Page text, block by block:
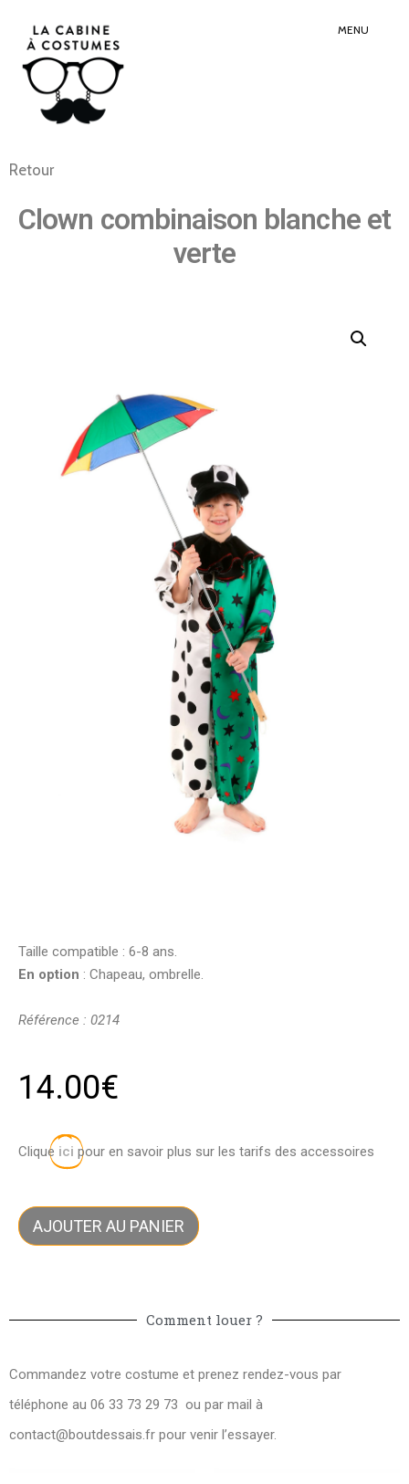
MENU
Retour
Clown combinaison blanche et
verte
Taille compatible : 6-8 ans.
En option : Chapeau, ombrelle.
Référence : 0214
14.00€
Clique ici pour en savoir plus sur les tarifs des accessoires
AJOUTER AU PANIER
Comment louer ?
Commandez votre costume et prenez rendez-vous par
téléphone au 06 33 73 29 73 ou par mail à
contact@boutdessais.fr pour venir l’essayer.